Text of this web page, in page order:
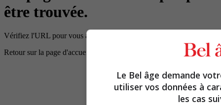
être trouvée.
Vérifiez l'URL pour vous assurer que le chemin d'accès est correct.
Retour sur la page d'accueil
Le Bel âge demande
utiliser vos données à
les cas